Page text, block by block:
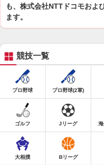
も、株式会社NTTドコモおよ
ます。
競技一覧
プロ野球 プロ野球(2軍)
ゴルフ Jリーグ
大相撲 Bリーグ